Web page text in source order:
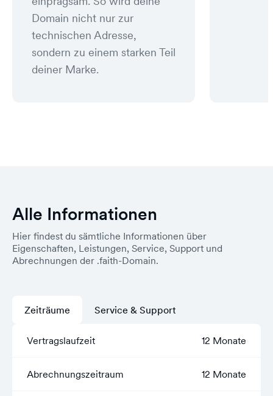
Domain nicht nur zur
technischen Adresse,
sondern zu einem starken Teil
deiner Marke.
Alle Informationen
Hier findest du sämtliche Informationen über
Eigenschaften, Leistungen, Service, Support und
Abrechnungen der .faith-Domain.
Zeiträume
Vertragslaufzeit 12 Monate
Abrechnungszeitraum 12 Monate
Service & Support